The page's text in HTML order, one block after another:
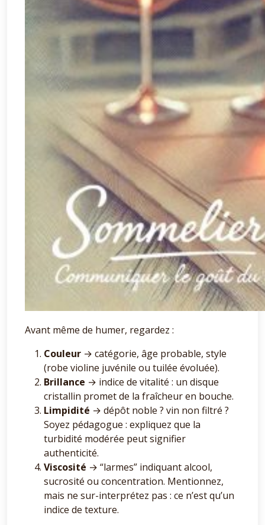
Avant même de humer, regardez :
Couleur → catégorie, âge probable, style
(robe violine juvénile ou tuilée évoluée).
Brillance → indice de vitalité : un disque
cristallin promet de la fraîcheur en bouche.
Limpidité → dépôt noble ? vin non filtré ?
Soyez pédagogue : expliquez que la
turbidité modérée peut signifier
authenticité.
Viscosité → “larmes” indiquant alcool,
sucrosité ou concentration. Mentionnez,
mais ne sur-interprétez pas : ce n’est qu’un
indice de texture.